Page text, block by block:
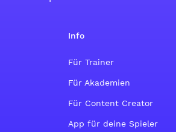
Info
Für Trainer
Für Akademien
Für Content Creator
App für deine Spieler